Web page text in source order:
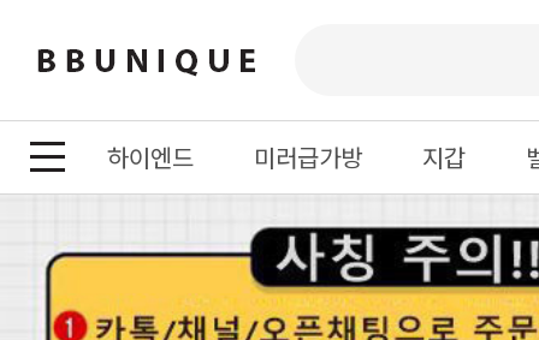
하이엔드 미러급가방 지갑